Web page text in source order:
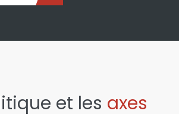
et les axes